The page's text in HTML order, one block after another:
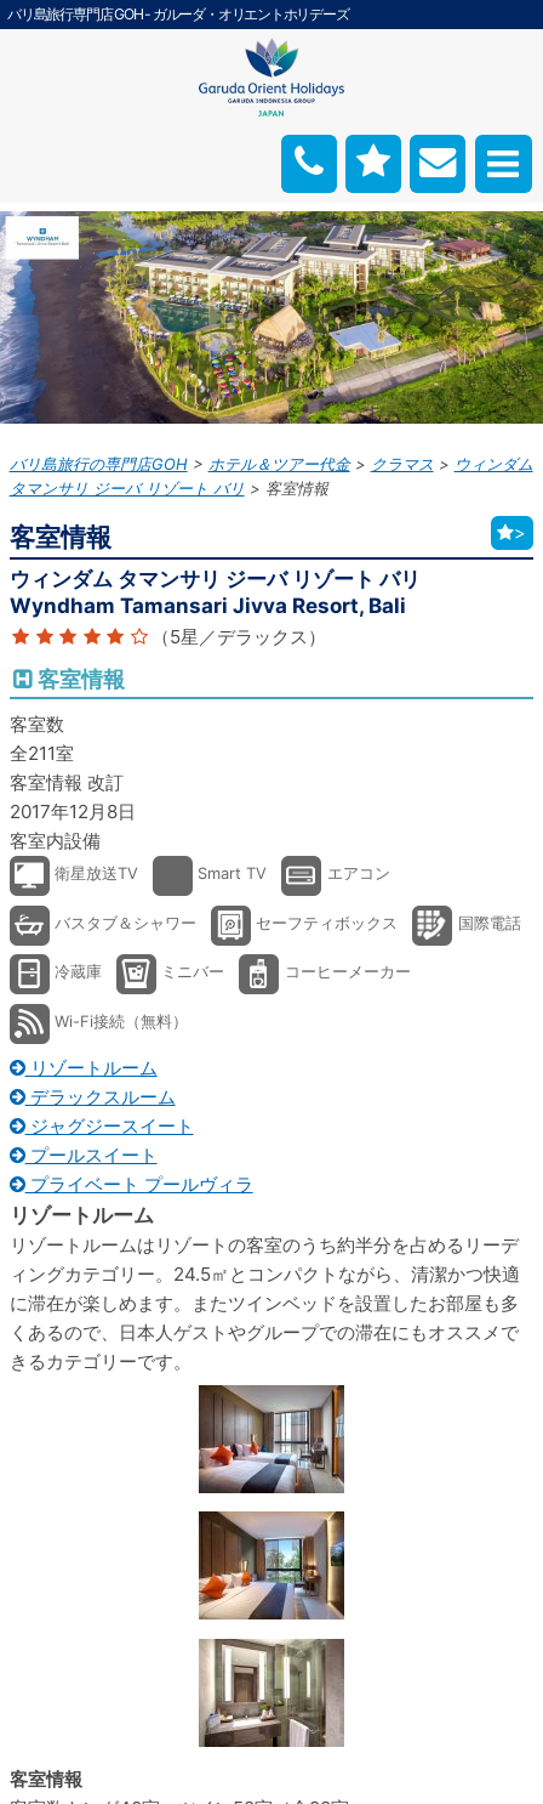
バリ島旅行専門店 GOH - ガルーダ・オリエントホリデーズ
バリ島旅行の専門店GOH ホテル＆ツアー代金 クラマス
ウィンダム
タマンサリ ジーバ リゾート バリ
客室情報
客室情報 >
ウィンダム タマンサリ ジーバ リゾート バリ
Wyndham Tamansari Jivva Resort, Bali
（5星／デラックス）
客室情報
客室数
全211室
客室情報 改訂
2017年12月8日
客室内設備
衛星放送TV Smart TV エアコン
バスタブ＆シャワー セーフティボックス 国際電話
冷蔵庫 ミニバー コーヒーメーカー
Wi-Fi接続（無料）
リゾートルーム
デラックスルーム
ジャグジースイート
プールスイート
プライベート プールヴィラ
リゾートルーム
リゾートルームはリゾートの客室のうち約半分を占めるリーデ
ィングカテゴリー。24.5㎡とコンパクトながら、清潔かつ快適
に滞在が楽しめます。またツインベッドを設置したお部屋も多
くあるので、日本人ゲストやグループでの滞在にもオススメで
きるカテゴリーです。
客室情報